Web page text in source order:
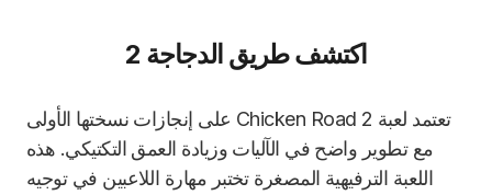
اكتشف طريق الدجاجة 2
تعتمد لعبة Chicken Road 2 على إنجازات نسختها الأولى
مع تطوير واضح في الآليات وزيادة العمق التكتيكي. هذه
اللعبة الترفيهية المصغرة تختبر مهارة اللاعبين في توجيه